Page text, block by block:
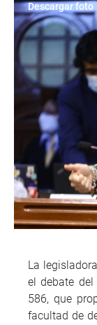
Descargar foto
La
el debate del
586, que
facultad de